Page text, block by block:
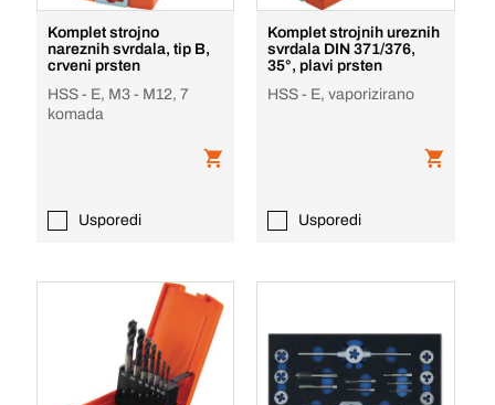
Komplet strojno
nareznih svrdala, tip B,
crveni prsten
HSS - E, M3 - M12, 7
komada
Usporedi
Komplet strojnih ureznih
svrdala DIN 371/376,
35°, plavi prsten
HSS - E, vaporizirano
Usporedi